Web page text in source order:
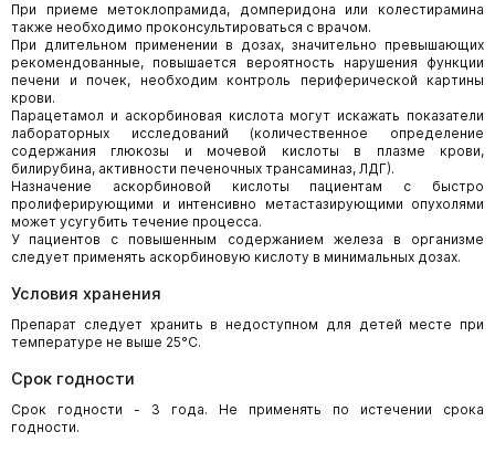
При приеме метоклопрамида, домперидона или колестирамина
также необходимо проконсультироваться с врачом.
При длительном применении в дозах, значительно превышающих
рекомендованные, повышается вероятность нарушения функции
печени и почек, необходим контроль периферической картины
крови.
Парацетамол и аскорбиновая кислота могут искажать показатели
лабораторных исследований (количественное определение
содержания глюкозы и мочевой кислоты в плазме крови,
билирубина, активности печеночных трансаминаз, ЛДГ).
Назначение аскорбиновой кислоты пациентам с быстро
пролиферирующими и интенсивно метастазирующими опухолями
может усугубить течение процесса.
У пациентов с повышенным содержанием железа в организме
следует применять аскорбиновую кислоту в минимальных дозах.
Условия хранения
Препарат следует хранить в недоступном для детей месте при
температуре не выше 25°С.
Срок годности
Срок годности - 3 года. Не применять по истечении срока
годности.